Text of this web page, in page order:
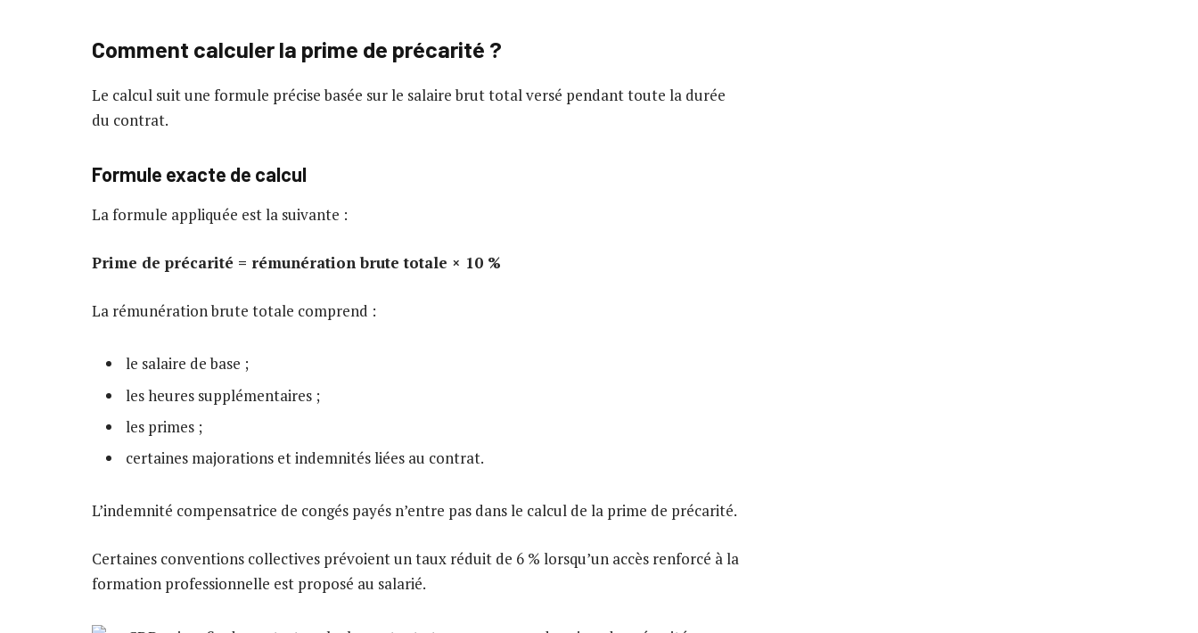
Comment calculer la prime de précarité ?
Le calcul suit une formule précise basée sur le salaire brut total versé pendant toute la durée
du contrat.
Formule exacte de calcul
La formule appliquée est la suivante :
Prime de précarité = rémunération brute totale × 10 %
La rémunération brute totale comprend :
le salaire de base ;
les heures supplémentaires ;
les primes ;
certaines majorations et indemnités liées au contrat.
L’indemnité compensatrice de congés payés n’entre pas dans le calcul de la prime de précarité.
Certaines conventions collectives prévoient un taux réduit de 6 % lorsqu’un accès renforcé à la
formation professionnelle est proposé au salarié.